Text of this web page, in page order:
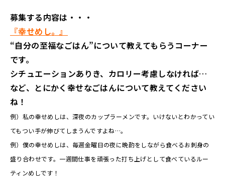
募集する内容は・・・
『幸せめし。』
“自分の至福なごはん”について教えてもらうコーナー
です。
シチュエーションありき、カロリー考慮しなければ…
など、とにかく幸せなごはんについて教えてください
ね！
例）私の幸せめしは、深夜のカップラーメンです。いけないとわかってい
てもつい手が伸びてしまうんですよね…。
例）僕の幸せめしは、毎週金曜日の夜に晩酌をしながら食べるお刺身の
盛り合わせです。一週間仕事を頑張った打ち上げとして食べているルー
ティンめしです！